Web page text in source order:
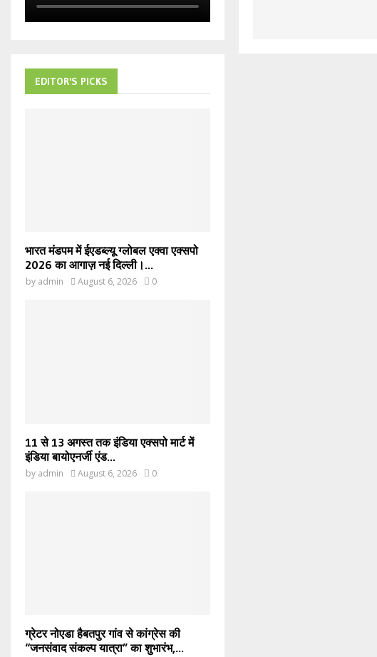
EDITOR'S PICKS
भारत मंडपम में ईएडब्ल्यू ग्लोबल एक्वा एक्सपो
2026 का आगाज़ नई दिल्ली।...
by admin August 6, 2026 0
11 से 13 अगस्त तक इंडिया एक्सपो मार्ट में
इंडिया बायोएनर्जी एंड...
by admin August 6, 2026 0
ग्रेटर नोएडा हैबतपुर गांव से कांग्रेस की
“जनसंवाद संकल्प यात्रा” का शुभारंभ,...